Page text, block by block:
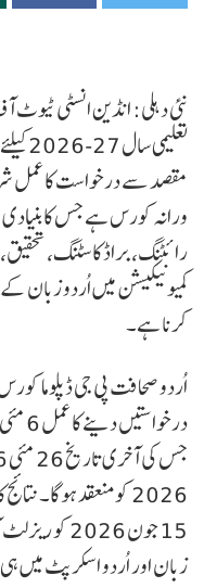
نئی دہلی: انڈین انسٹی ٹیوٹ
مقصد سے درخواست کا عمل
ورانہ کورس ہے جس کا
رائٹنگ، براڈ کاسٹنگ،
کمیونیکیشن میں اُردو
کرنا ہے۔
15 جون 2026
زبان اور اُردو اسکرپٹ میں